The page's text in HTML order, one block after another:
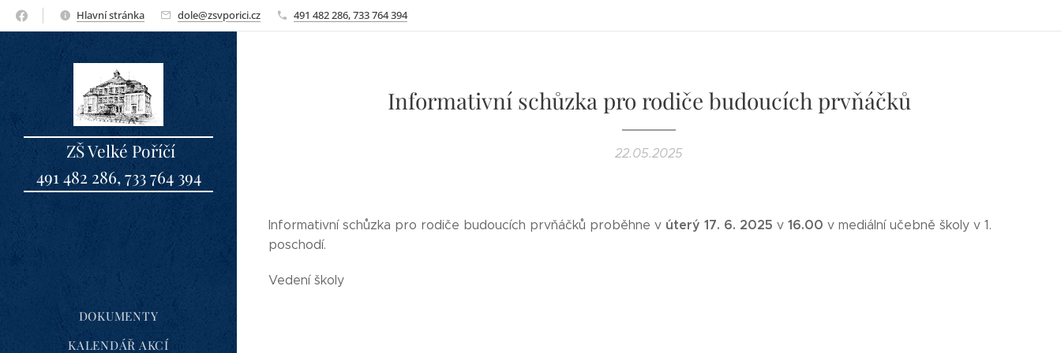
Hlavní stránka dole@zsvporici.cz 491 482 286, 733 764 394
ZŠ Velké Poříčí
491 482 286, 733 764 394
DOKUMENTY
KALENDÁŘ AKCÍ
Informativní schůzka pro rodiče budoucích prvňáčků
22.05.2025
Informativní schůzka pro rodiče budoucích prvňáčků proběhne v úterý 17. 6. 2025 v 16.00 v mediální učebně školy v 1.
poschodí.
Vedení školy